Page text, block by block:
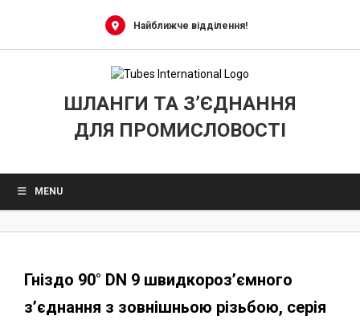
Найближче відділення!
ШЛАНГИ ТА З’ЄДНАННЯ
ДЛЯ ПРОМИСЛОВОСТІ
MENU
Гніздо 90° DN 9 швидкороз’ємного
з’єднання з зовнішньою різьбою, серія